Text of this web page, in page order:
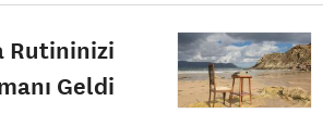
Rutininizi
Geldi